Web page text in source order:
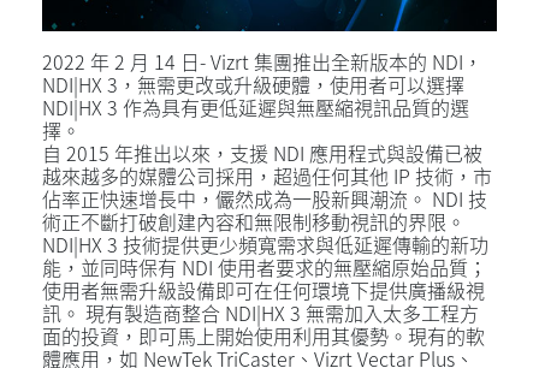
2022 年 2 月 14 日- Vizrt 集團推出全新版本的 NDI，
NDI|HX 3，無需更改或升級硬體，使用者可以選擇
NDI|HX 3 作為具有更低延遲與無壓縮視訊品質的選
擇。
自 2015 年推出以來，支援 NDI 應用程式與設備已被
越來越多的媒體公司採用，超過任何其他 IP 技術，市
佔率正快速增長中，儼然成為一股新興潮流。 NDI 技
術正不斷打破創建內容和無限制移動視訊的界限。
NDI|HX 3 技術提供更少頻寬需求與低延遲傳輸的新功
能，並同時保有 NDI 使用者要求的無壓縮原始品質；
使用者無需升級設備即可在任何環境下提供廣播級視
訊。 現有製造商整合 NDI|HX 3 無需加入太多工程方
面的投資，即可馬上開始使用利用其優勢。現有的軟
體應用，如 NewTek TriCaster、Vizrt Vectar Plus、